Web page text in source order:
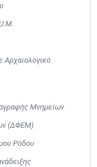
Αρχαιολογικό
Μνημείων
(ΔΦΕΜ)
Ρόδου